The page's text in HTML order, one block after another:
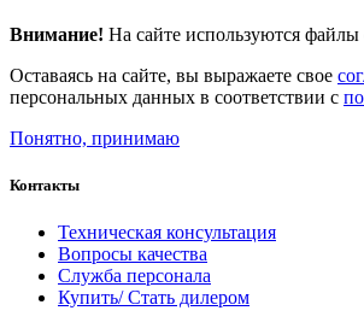
Внимание! На сайте используются файлы
Оставаясь на сайте, вы выражаете свое
персональных данных в соответствии с
Понятно, принимаю
Контакты
Техническая консультация
Вопросы качества
Служба персонала
Купить/ Стать дилером